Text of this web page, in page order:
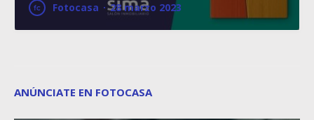
Fotocasa · 28 marzo 2023
ANÚNCIATE EN FOTOCASA